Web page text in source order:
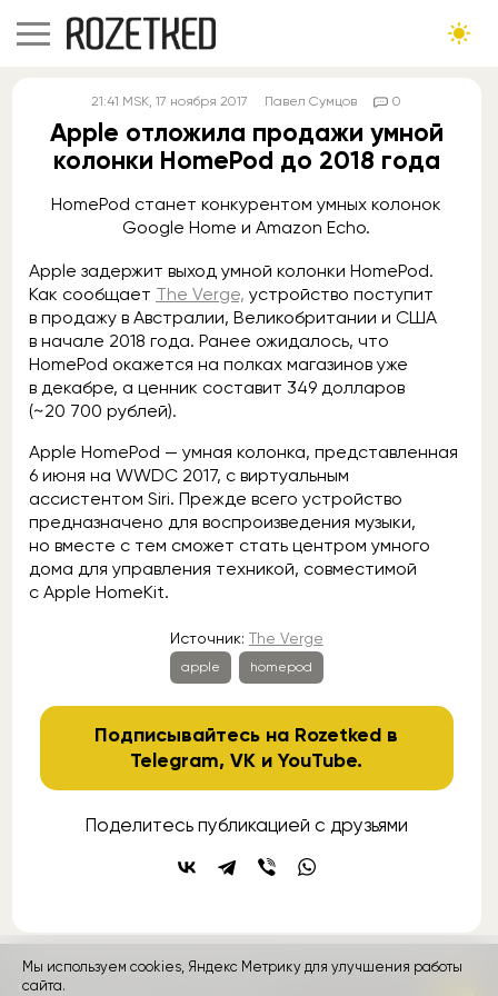
21:41 MSK, 17 ноября 2017 Павел Сумцов 0
Apple отложила продажи умной
колонки HomePod до 2018 года
HomePod станет конкурентом умных колонок
Google Home и Amazon Echo.
Apple задержит выход умной колонки HomePod.
Как сообщает The Verge, устройство поступит
в продажу в Австралии, Великобритании и США
в начале 2018 года. Ранее ожидалось, что
HomePod окажется на полках магазинов уже
в декабре, а ценник составит 349 долларов
(~20 700 рублей).
Apple HomePod — умная колонка, представленная
6 июня на WWDC 2017, с виртуальным
ассистентом Siri. Прежде всего устройство
предназначено для воспроизведения музыки,
но вместе с тем сможет стать центром умного
дома для управления техникой, совместимой
с Apple HomeKit.
Источник: The Verge
apple homepod
Подписывайтесь на Rozetked в
Telegram,VK иYouTube.
Поделитесь публикацией с друзьями
контакты
Мы используем cookies, Яндекс Метрику для улучшения работы
сайта.